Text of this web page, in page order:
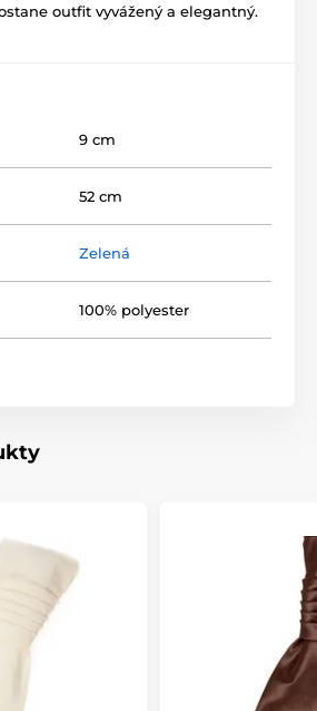
outfit vyvážený a elegantný.
9 cm
52 cm
Zelená
100% polyester